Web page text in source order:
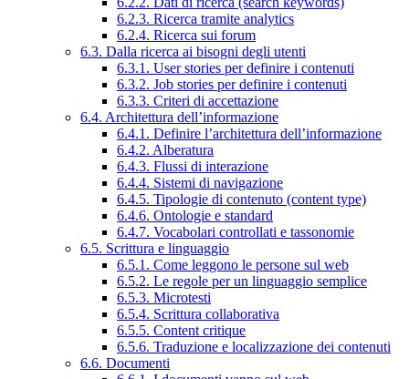
6.2.3. Ricerca tramite analytics
6.2.4. Ricerca sui forum
6.3. Dalla ricerca ai bisogni degli utenti
6.3.1. User stories per definire i contenuti
6.3.2. Job stories per definire i contenuti
6.3.3. Criteri di accettazione
6.4. Architettura dell’informazione
6.4.1. Definire l’architettura dell’informazione
6.4.2. Alberatura
6.4.3. Flussi di interazione
6.4.4. Sistemi di navigazione
6.4.5. Tipologie di contenuto (content type)
6.4.6. Ontologie e standard
6.4.7. Vocabolari controllati e tassonomie
6.5. Scrittura e linguaggio
6.5.1. Come leggono le persone sul web
6.5.2. Le regole per un linguaggio semplice
6.5.3. Microtesti
6.5.4. Scrittura collaborativa
6.5.5. Content critique
6.5.6. Traduzione e localizzazione dei contenuti
6.6. Documenti